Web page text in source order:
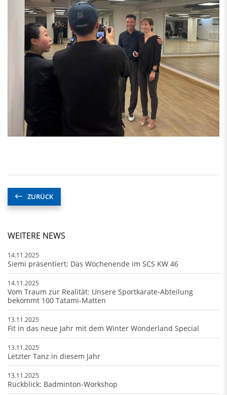
ZURÜCK
WEITERE NEWS
14.11.2025
Siemi präsentiert: Das Wochenende im SCS KW 46
14.11.2025
Vom Traum zur Realität: Unsere Sportkarate-Abteilung
bekommt 100 Tatami-Matten
13.11.2025
Fit in das neue Jahr mit dem Winter Wonderland Special
13.11.2025
Letzter Tanz in diesem Jahr
13.11.2025
Rückblick: Badminton-Workshop